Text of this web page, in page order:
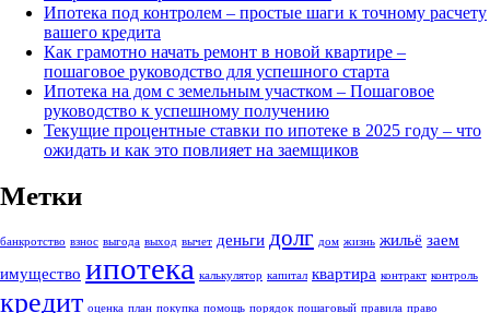
Ипотека под контролем – простые шаги к точному расчету
вашего кредита
Как грамотно начать ремонт в новой квартире –
пошаговое руководство для успешного старта
Ипотека на дом с земельным участком – Пошаговое
руководство к успешному получению
Текущие процентные ставки по ипотеке в 2025 году – что
ожидать и как это повлияет на заемщиков
Метки
банкротство взнос выгодa выход вычет деньги долг дом жизнь жильё заем
имущество ипотека калькулятор капитал квартира контракт контроль
кредит оценка план покупка помощь порядок пошаговый правила право